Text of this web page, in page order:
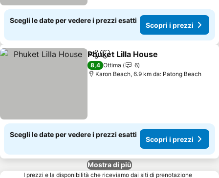
Scegli le date per vedere i prezzi esatti
Scopri i prezzi
CondividiAggiungi ai preferiti
Phuket Lilla House
8,4 Ottima
6
Karon Beach, 6.9 km da: Patong Beach
Scegli le date per vedere i prezzi esatti
Scopri i prezzi
Mostra di più
I prezzi e la disponibilità che riceviamo dai siti di prenotazione